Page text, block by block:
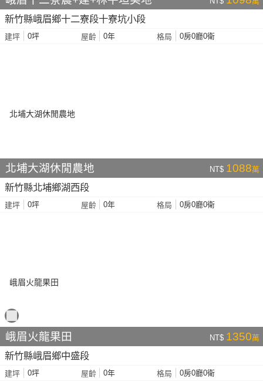
新竹縣峨眉鄉十二寮段十寮坑小段
建坪 0坪 屋齡 0年 格局 0房0廳0衛
北埔大湖休閒農地 NT$ 1088萬
新竹縣北埔鄉湖西段
建坪 0坪 屋齡 0年 格局 0房0廳0衛
峨眉火龍果田 NT$ 1350萬
新竹縣峨眉鄉中盛段
建坪 0坪 屋齡 0年 格局 0房0廳0衛